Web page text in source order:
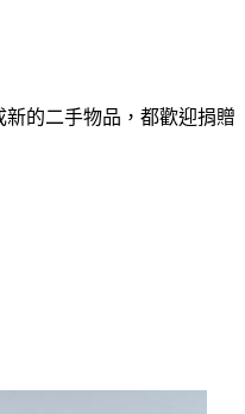
的二手物品，都歡迎捐贈